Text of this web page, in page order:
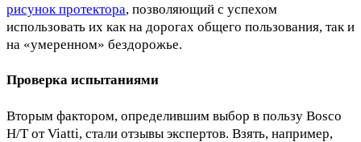
рисунок протектора, позволяющий с успехом
использовать их как на дорогах общего пользования, так и
на «умеренном» бездорожье.
Проверка испытаниями
Вторым фактором, определившим выбор в пользу Bosco
H/T от Viatti, стали отзывы экспертов. Взять, например,